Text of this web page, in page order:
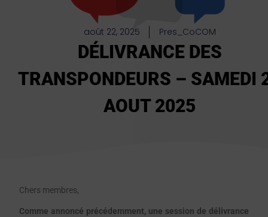
août 22, 2025 Pres_CoCOM
DÉLIVRANCE DES
TRANSPONDEURS – SAMEDI
AOUT 2025
Chers membres,
Comme annoncé précédemment, une session de délivrance